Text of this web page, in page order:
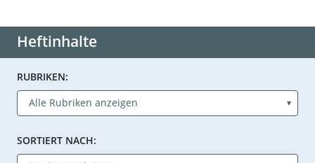
Heftinhalte
RUBRIKEN:
SORTIERT NACH: